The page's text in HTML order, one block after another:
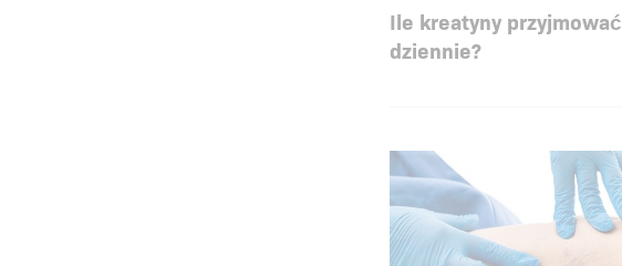
Ile kreatyny przyjmować
dziennie?